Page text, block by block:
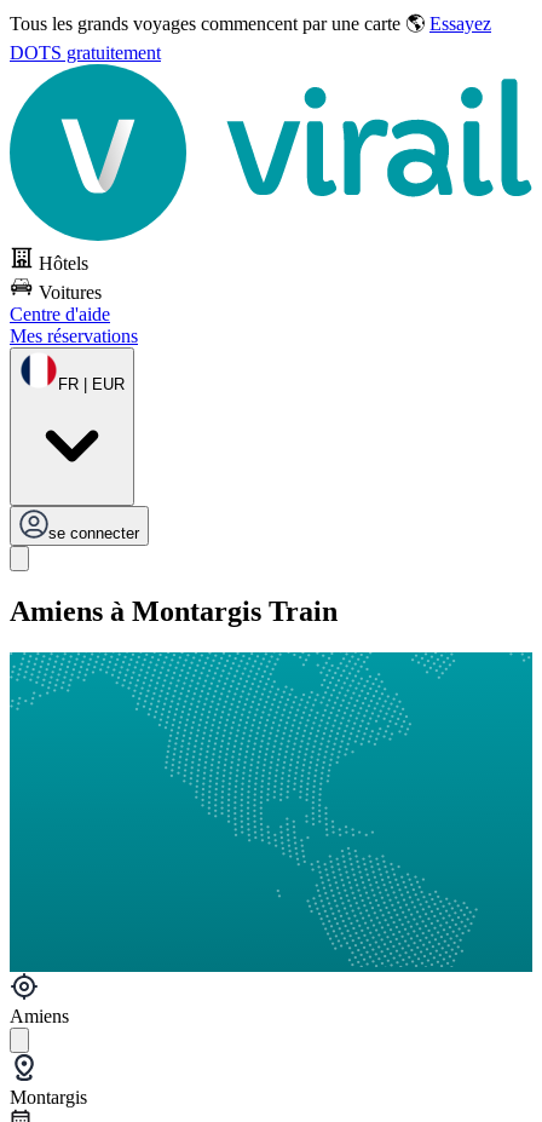
Tous les grands voyages commencent par une carte 🌎 Essayez
DOTS gratuitement
Hôtels
Voitures
Centre d'aide
Mes réservations
FR | EUR
se connecter
Amiens à Montargis Train
Amiens
Montargis